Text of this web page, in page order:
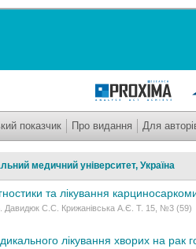
показчик Про видання Для
медичний університет, Україна
та лікування
Давидюк С.С. Крижанівська А.Є. Т. 15, №3 (59)
лікування хворих на рак